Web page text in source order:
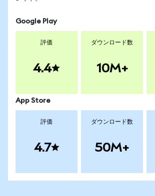
Google Play
評価
4.4
ダウンロード数
10M+
App Store
評価
4.7
ダウンロード数
50M+